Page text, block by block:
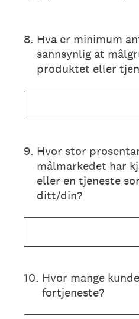
8. Hva er minimum
sannsynlig at
produktet eller
9. Hvor stor
målmarkedet har
eller en tjeneste
ditt/din?
10. Hvor mange
fortjeneste?